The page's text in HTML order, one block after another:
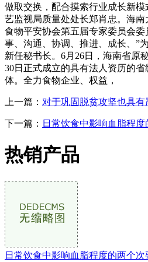
做取交换，配合摸索行业成长新
艺监视局质量处处长郑肖忠。海
食物平安协会第五届专家委员会
事、沟通、协调、推进、成长、”
新任秘书长。6月26日，海南省原
30日正式成立的具有法人资历的
体。全力食物企业、权益，
上一篇： 对于巩固脱贫攻坚也具有
下一篇： 日常饮食中影响血脂程
热销产品
日常饮食中影响血脂程度的两个次